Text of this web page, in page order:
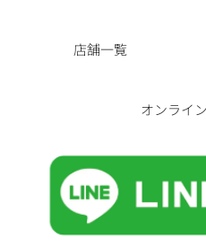
店舗一覧
オンライ
© 2020 SARTO.